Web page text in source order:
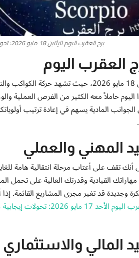
برج العقرب اليوم الإثنين 18 مايو 2026: تحولات إيجابية عميقة ورؤية مستقبلية ثاقبة
اليوم
أهلاً بكم في قراءتنا الفلكية المفصلة ليوم الإثنين 18
اليوم حاملاً معه الكثير من الفرص العملية
المادية يسهم في إعادة ترتيب
المهني والعملي
أنك تقف على أعتاب مرحلة انتقالية هامة
مهاراتك القيادية وقدرتك العالية على
وجديدة قد تغير مجرى المشاريع القائمة.
2026: تحولات إيجابية عميقة ورؤية ثاقبة
المالي والاستثماري